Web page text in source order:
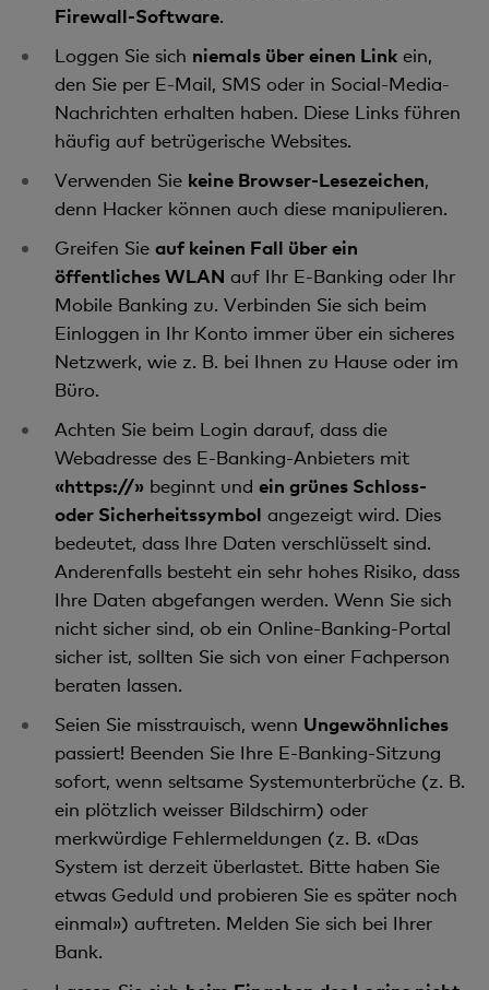
Firewall-Software.
Loggen Sie sich niemals über einen Link ein,
den Sie per E-Mail, SMS oder in Social-Media-
Nachrichten erhalten haben. Diese Links führen
häufig auf betrügerische Websites.
Verwenden Sie keine Browser-Lesezeichen,
denn Hacker können auch diese manipulieren.
Greifen Sie auf keinen Fall über ein
öffentliches WLAN auf Ihr E-Banking oder Ihr
Mobile Banking zu. Verbinden Sie sich beim
Einloggen in Ihr Konto immer über ein sicheres
Netzwerk, wie z. B. bei Ihnen zu Hause oder im
Büro.
Achten Sie beim Login darauf, dass die
Webadresse des E-Banking-Anbieters mit
«https://» beginnt und ein grünes Schloss-
oder Sicherheitssymbol angezeigt wird. Dies
bedeutet, dass Ihre Daten verschlüsselt sind.
Anderenfalls besteht ein sehr hohes Risiko, dass
Ihre Daten abgefangen werden. Wenn Sie sich
nicht sicher sind, ob ein Online-Banking-Portal
sicher ist, sollten Sie sich von einer Fachperson
beraten lassen.
Seien Sie misstrauisch, wenn Ungewöhnliches
passiert! Beenden Sie Ihre E-Banking-Sitzung
sofort, wenn seltsame Systemunterbrüche (z. B.
ein plötzlich weisser Bildschirm) oder
merkwürdige Fehlermeldungen (z. B. «Das
System ist derzeit überlastet. Bitte haben Sie
etwas Geduld und probieren Sie es später noch
einmal») auftreten. Melden Sie sich bei Ihrer
Bank.